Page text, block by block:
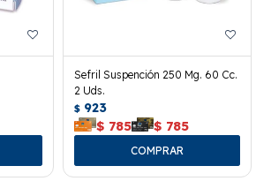
Sefril Suspención 250 Mg. 60 Cc.
2 Uds.
$ 923
$ 785 $ 785